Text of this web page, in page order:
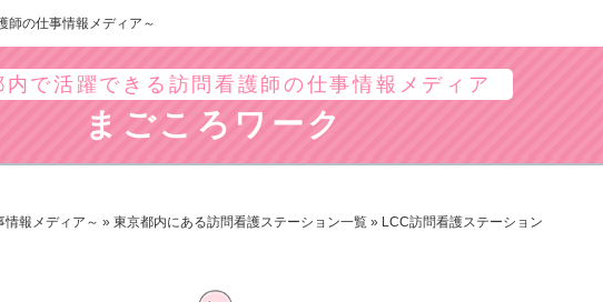
師の仕事情報メディア～
内で活躍できる訪問看護師の仕事情報メディア
まごころワーク
報メディア～ » 東京都内にある訪問看護ステーション一覧 » LCC訪問看護ステーション